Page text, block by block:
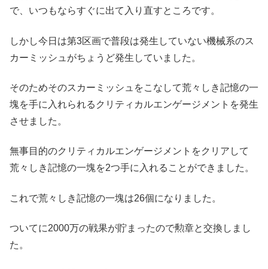
で、いつもならすぐに出て入り直すところです。
しかし今日は第3区画で普段は発生していない機械系のス
カーミッシュがちょうど発生していました。
そのためそのスカーミッシュをこなして荒々しき記憶の一
塊を手に入れられるクリティカルエンゲージメントを発生
させました。
無事目的のクリティカルエンゲージメントをクリアして
荒々しき記憶の一塊を2つ手に入れることができました。
これで荒々しき記憶の一塊は26個になりました。
ついてに2000万の戦果が貯まったので勲章と交換しまし
た。